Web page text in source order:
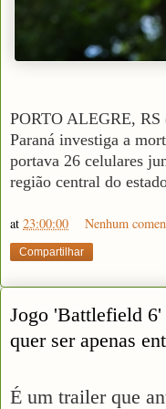
PORTO ALEGRE,
Paraná investiga a
portava 26 celulares
região central do
at 23:00:00 Nenhum
Compartilhar
Jogo 'Battlefield
quer ser apenas
É um trailer que